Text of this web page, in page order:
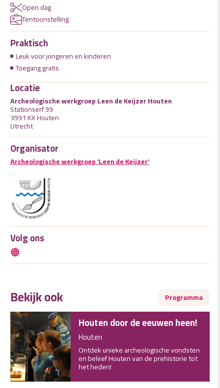
Open dag
Tentoonstelling
Praktisch
Leuk voor jongeren en kinderen
Toegang gratis
Locatie
Archeologische werkgroep Leen de Keijzer Houten
Stationserf 99
3991 KX Houten
Utrecht
Organisator
Archeologische werkgroep ‘Leen de Keijzer’
Volg ons
Bekijk ook Programma
Houten door de eeuwen heen!
Houten
Ontdek unieke archeologische vondsten
en beleef Houten van de prehistorie tot
het heden!